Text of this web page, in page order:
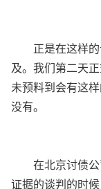
正是在这样的
及。我们第二天
未预料到会有这
没有。
在北京讨债公
证据的谈判的时